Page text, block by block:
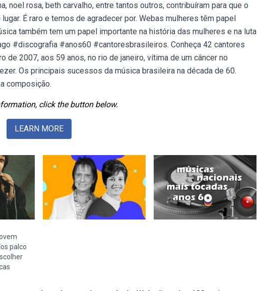
noel rosa, beth carvalho, entre tantos outros, contribuíram para que o
É raro e temos de agradecer por. Webas mulheres têm papel
também tem um papel importante na história das mulheres e na luta
#discografia #anos60 #cantoresbrasileiros. Conheça 42 cantores
2007, aos 59 anos, no rio de janeiro, vítima de um câncer no
Os principais sucessos da música brasileira na década de 60.
composição.
click the button below.
LEARN MORE
palco